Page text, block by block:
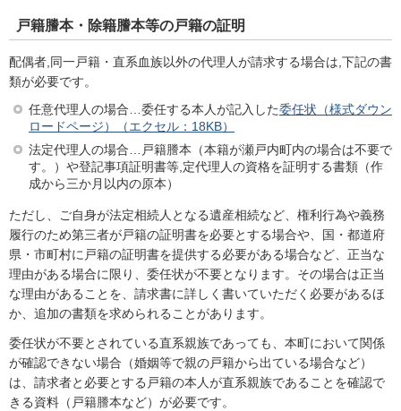
戸籍謄本・除籍謄本等の戸籍の証明
配偶者,同一戸籍・直系血族以外の代理人が請求する場合は,下記の書
類が必要です。
任意代理人の場合…委任する本人が記入した委任状（様式ダウン
ロードページ）（エクセル：18KB）
法定代理人の場合…戸籍謄本（本籍が瀬戸内町内の場合は不要で
す。）や登記事項証明書等,定代理人の資格を証明する書類（作
成から三か月以内の原本）
ただし、ご自身が法定相続人となる遺産相続など、権利行為や義務
履行のため第三者が戸籍の証明書を必要とする場合や、国・都道府
県・市町村に戸籍の証明書を提供する必要がある場合など、正当な
理由がある場合に限り、委任状が不要となります。その場合は正当
な理由があることを、請求書に詳しく書いていただく必要があるほ
か、追加の書類を求められることがあります。
委任状が不要とされている直系親族であっても、本町において関係
が確認できない場合（婚姻等で親の戸籍から出ている場合など）
は、請求者と必要とする戸籍の本人が直系親族であることを確認で
きる資料（戸籍謄本など）が必要です。